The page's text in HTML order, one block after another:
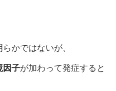
かではないが、
因子が加わって発症すると